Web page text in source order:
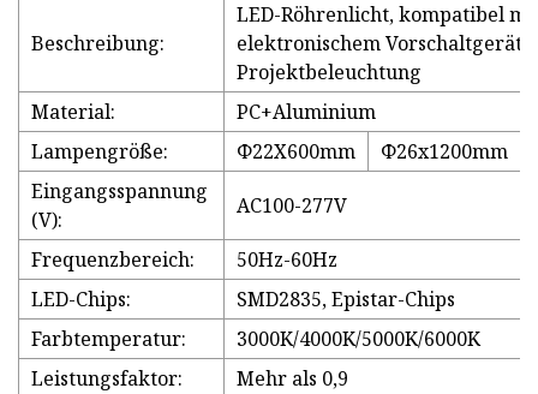
Beschreibung:
LED-Röhrenlicht, kompatibel
elektronischem Vorschaltgerät,
Projektbeleuchtung
Material:
PC+Aluminium
Lampengröße:
Φ22X600mm Φ26x1200mm
Eingangsspannung
(V):
AC100-277V
Frequenzbereich:
50Hz-60Hz
LED-Chips:
SMD2835, Epistar-Chips
Farbtemperatur:
3000K/4000K/5000K/6000K
Leistungsfaktor:
Mehr als 0,9